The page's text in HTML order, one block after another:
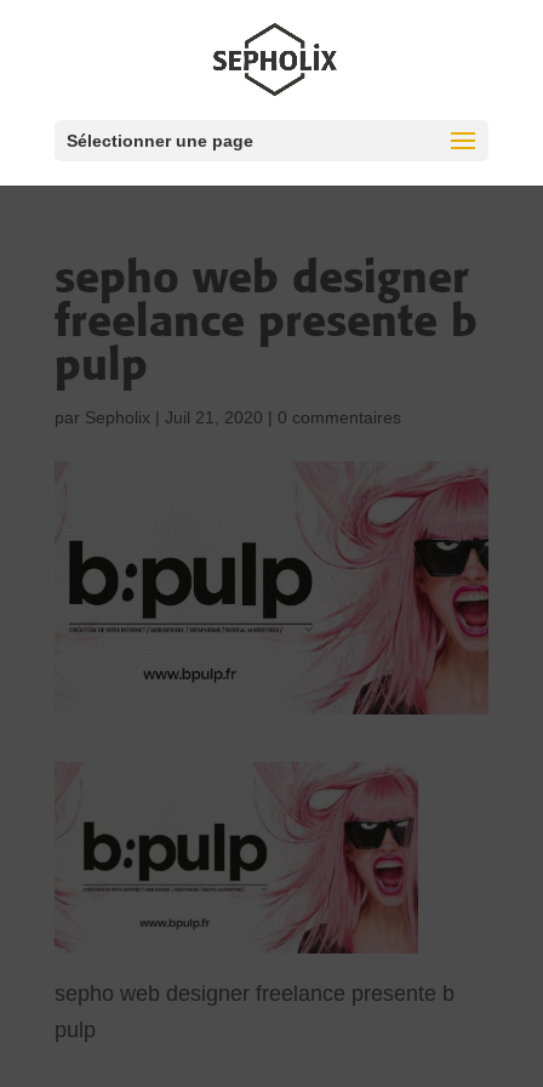
Sélectionner une page
sepho web designer
freelance presente b
pulp
par Sepholix | Juil 21, 2020 | 0 commentaires
sepho web designer freelance presente b
pulp